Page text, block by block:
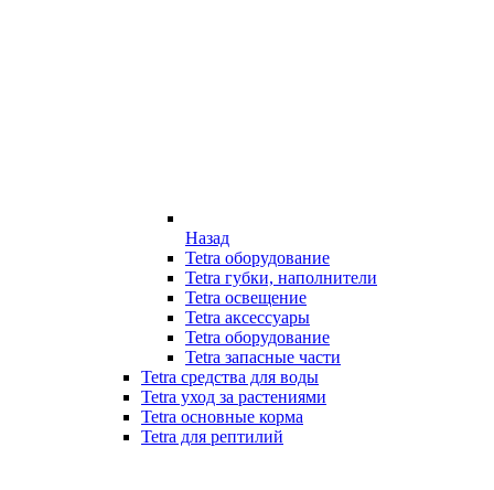
Назад
Tetra оборудование
Tetra губки, наполнители
Tetra освещение
Tetra аксессуары
Tetra оборудование
Tetra запасные части
Tetra средства для воды
Tetra уход за растениями
Tetra основные корма
Tetra для рептилий